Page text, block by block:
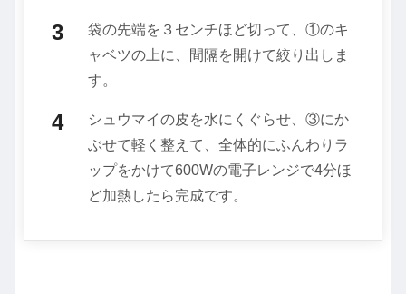
袋の先端を３センチほど切って、①のキ
ャベツの上に、間隔を開けて絞り出しま
す。
シュウマイの皮を水にくぐらせ、③にか
ぶせて軽く整えて、全体的にふんわりラ
ップをかけて600Wの電子レンジで4分ほ
ど加熱したら完成です。